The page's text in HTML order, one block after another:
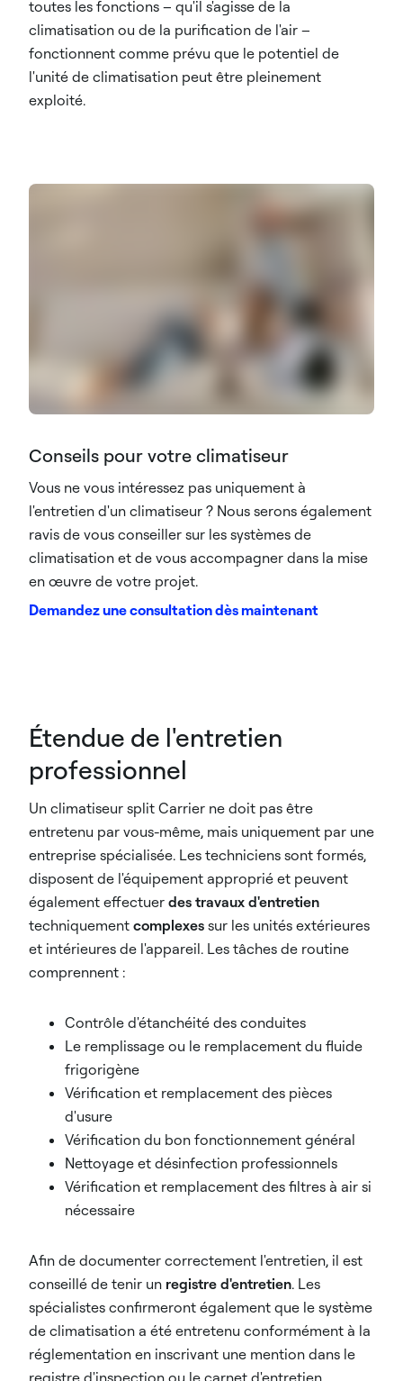
toutes les fonctions – qu'il s'agisse de la
climatisation ou de la purification de l'air –
fonctionnent comme prévu que le potentiel de
l'unité de climatisation peut être pleinement
exploité.
Conseils pour votre climatiseur
Vous ne vous intéressez pas uniquement à
l'entretien d'un climatiseur ? Nous serons également
ravis de vous conseiller sur les systèmes de
climatisation et de vous accompagner dans la mise
en œuvre de votre projet.
Demandez une consultation dès maintenant
Étendue de l'entretien
professionnel
Un climatiseur split Carrier ne doit pas être
entretenu par vous-même, mais uniquement par une
entreprise spécialisée. Les techniciens sont formés,
disposent de l'équipement approprié et peuvent
également effectuer des travaux d'entretien
techniquement complexes sur les unités extérieures
et intérieures de l'appareil. Les tâches de routine
comprennent :
Contrôle d'étanchéité des conduites
Le remplissage ou le remplacement du fluide
frigorigène
Vérification et remplacement des pièces
d'usure
Vérification du bon fonctionnement général
Nettoyage et désinfection professionnels
Vérification et remplacement des filtres à air si
nécessaire
Afin de documenter correctement l'entretien, il est
conseillé de tenir un registre d'entretien. Les
spécialistes confirmeront également que le système
de climatisation a été entretenu conformément à la
réglementation en inscrivant une mention dans le